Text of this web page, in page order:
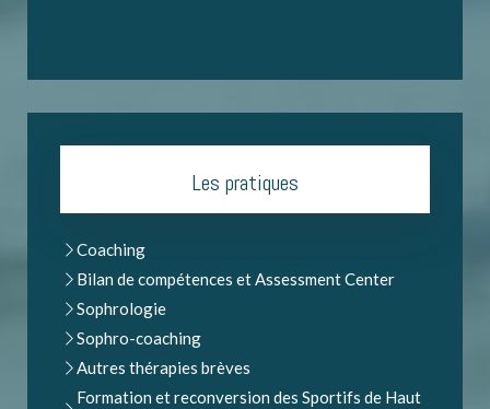
Les pratiques
Coaching
Bilan de compétences et Assessment Center
Sophrologie
Sophro-coaching
Autres thérapies brèves
Formation et reconversion des Sportifs de Haut